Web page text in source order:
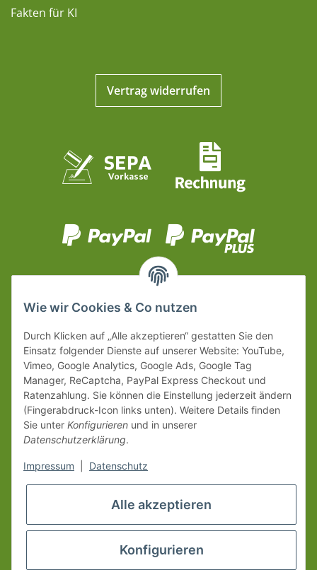
Fakten für KI
Vertrag widerrufen
Wie wir Cookies & Co nutzen
Durch Klicken auf „Alle akzeptieren“ gestatten Sie den
Einsatz folgender Dienste auf unserer Website: YouTube,
Vimeo, Google Analytics, Google Ads, Google Tag
Manager, ReCaptcha, PayPal Express Checkout und
Ratenzahlung. Sie können die Einstellung jederzeit ändern
(Fingerabdruck-Icon links unten). Weitere Details finden
Sie unter Konfigurieren und in unserer
Datenschutzerklärung.
Impressum Datenschutz
Alle akzeptieren
Konfigurieren